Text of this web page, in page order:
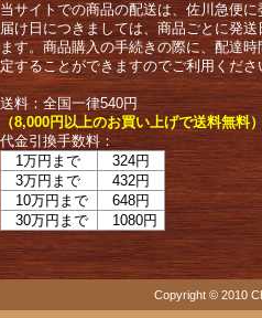
当サイトでの商品の配送は、佐川急便
届け日につきましては、商品ごとに発
ます。商品購入の手続きの際に、配達
定することができますのでご利用くださ
送料：全国一律540円
（8,000円以上のお買い上げで送料無料
代金引換手数料：
1万円まで
324円
3万円まで
432円
10万円まで
648円
30万円まで
1080円
Copyright © 2010